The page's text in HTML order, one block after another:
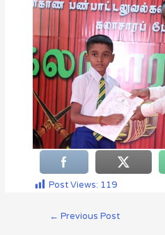
Post Views: 119
← Previous Post